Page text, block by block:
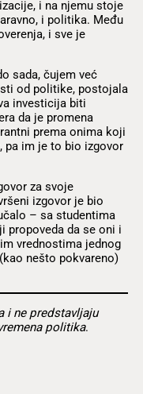
i na njemu stoje
i politika. Među
i sve je
sada, čujem već
od politike, postojala
investicija biti
da je promena
prema onima koji
pa im je to bio izgovor
za svoje
izgovor je bio
– sa studentima
propoveda da se oni i
vrednostima jednog
nešto pokvareno)
i ne predstavljaju
politika.